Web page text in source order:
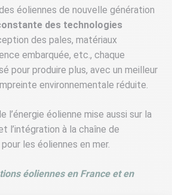
éoliennes de nouvelle génération
des technologies
des pales, matériaux
embarquée, etc., chaque
pour produire plus, avec un meilleur
environnementale réduite.
l’énergie éolienne mise aussi sur la
l’intégration à la chaîne de
les éoliennes en mer.
éoliennes en France et en